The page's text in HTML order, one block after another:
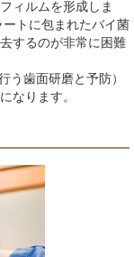
ィルムを形成しま
トに包まれたバイ菌
するのが非常に困難
う歯面研磨と予防）
なります。